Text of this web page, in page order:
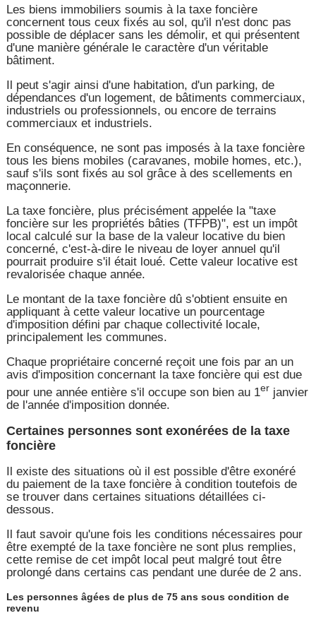
Les biens immobiliers soumis à la taxe foncière
concernent tous ceux fixés au sol, qu'il n'est donc pas
possible de déplacer sans les démolir, et qui présentent
d'une manière générale le caractère d'un véritable
bâtiment.
Il peut s'agir ainsi d'une habitation, d'un parking, de
dépendances d'un logement, de bâtiments commerciaux,
industriels ou professionnels, ou encore de terrains
commerciaux et industriels.
En conséquence, ne sont pas imposés à la taxe foncière
tous les biens mobiles (caravanes, mobile homes, etc.),
sauf s'ils sont fixés au sol grâce à des scellements en
maçonnerie.
La taxe foncière, plus précisément appelée la "taxe
foncière sur les propriétés bâties (TFPB)", est un impôt
local calculé sur la base de la valeur locative du bien
concerné, c'est-à-dire le niveau de loyer annuel qu'il
pourrait produire s'il était loué. Cette valeur locative est
revalorisée chaque année.
Le montant de la taxe foncière dû s'obtient ensuite en
appliquant à cette valeur locative un pourcentage
d'imposition défini par chaque collectivité locale,
principalement les communes.
Chaque propriétaire concerné reçoit une fois par an un
avis d'imposition concernant la taxe foncière qui est due
pour une année entière s'il occupe son bien au 1er janvier
de l'année d'imposition donnée.
Certaines personnes sont exonérées de la taxe
foncière
Il existe des situations où il est possible d'être exonéré
du paiement de la taxe foncière à condition toutefois de
se trouver dans certaines situations détaillées ci-
dessous.
Il faut savoir qu'une fois les conditions nécessaires pour
être exempté de la taxe foncière ne sont plus remplies,
cette remise de cet impôt local peut malgré tout être
prolongé dans certains cas pendant une durée de 2 ans.
Les personnes âgées de plus de 75 ans sous condition de
revenu